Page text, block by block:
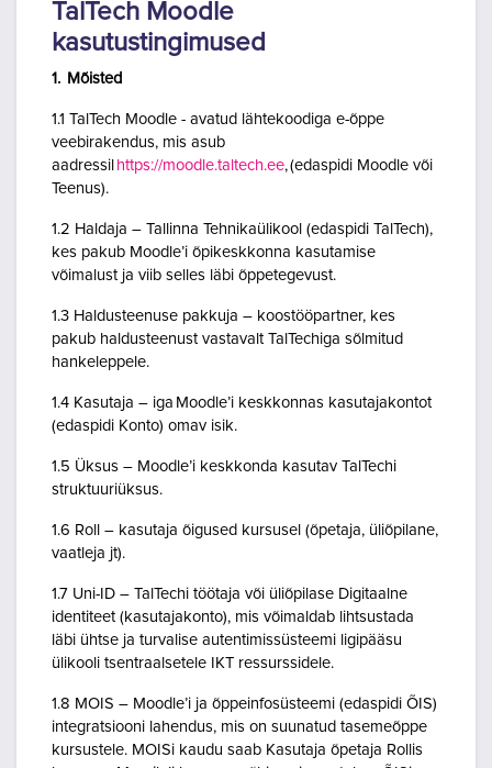
TalTech Moodle
kasutustingimused
1. Mõisted
1.1 TalTech Moodle - avatud lähtekoodiga e-õppe
veebirakendus, mis asub
aadressil https://moodle.taltech.ee, (edaspidi Moodle või
Teenus).
1.2 Haldaja – Tallinna Tehnikaülikool (edaspidi TalTech),
kes pakub Moodle’i õpikeskkonna kasutamise
võimalust ja viib selles läbi õppetegevust.
1.3 Haldusteenuse pakkuja – koostööpartner, kes
pakub haldusteenust vastavalt TalTechiga sõlmitud
hankeleppele.
1.4 Kasutaja – iga Moodle’i keskkonnas kasutajakontot
(edaspidi Konto) omav isik.
1.5 Üksus – Moodle’i keskkonda kasutav TalTechi
struktuuriüksus.
1.6 Roll – kasutaja õigused kursusel (õpetaja, üliõpilane,
vaatleja jt).
1.7 Uni-ID – TalTechi töötaja või üliõpilase Digitaalne
identiteet (kasutajakonto), mis võimaldab lihtsustada
läbi ühtse ja turvalise autentimissüsteemi ligipääsu
ülikooli tsentraalsetele IKT ressurssidele.
1.8 MOIS – Moodle’i ja õppeinfosüsteemi (edaspidi ÕIS)
integratsiooni lahendus, mis on suunatud tasemeõppe
kursustele. MOISi kaudu saab Kasutaja õpetaja Rollis